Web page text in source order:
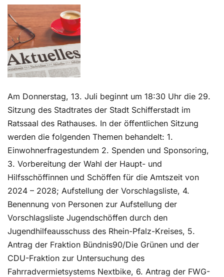
Kontakt
Am Donnerstag, 13. Juli beginnt um 18:30 Uhr die 29.
Sitzung des Stadtrates der Stadt Schifferstadt im
Ratssaal des Rathauses. In der öffentlichen Sitzung
werden die folgenden Themen behandelt: 1.
Einwohnerfragestundem 2. Spenden und Sponsoring,
3. Vorbereitung der Wahl der Haupt- und
Hilfsschöffinnen und Schöffen für die Amtszeit von
2024 – 2028; Aufstellung der Vorschlagsliste, 4.
Benennung von Personen zur Aufstellung der
Vorschlagsliste Jugendschöffen durch den
Jugendhilfeausschuss des Rhein-Pfalz-Kreises, 5.
Antrag der Fraktion Bündnis90/Die Grünen und der
CDU-Fraktion zur Untersuchung des
Fahrradvermietsystems Nextbike, 6. Antrag der FWG-